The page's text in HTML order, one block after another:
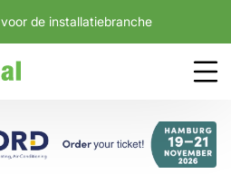
voor de installatiebranche